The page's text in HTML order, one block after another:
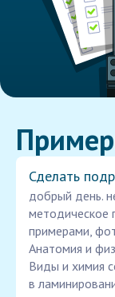
Сделать
добрый день.
методическое
примерами,
Анатомия и
Виды и химия
в